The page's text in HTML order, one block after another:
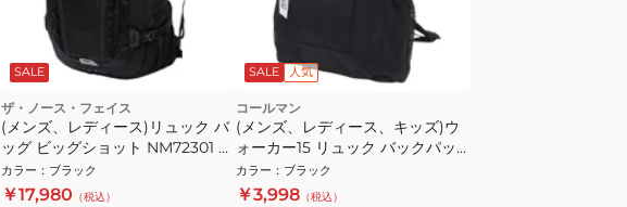
SALE
ザ・ノース・フェイス
(メンズ、レディース)リュック バ
ッグ ビッグショット NM72301 K
33L ブラック 通勤 通学 ビジネス
カラー ： ブラック
￥17,980 （税込）
SALE 人気
コールマン
(メンズ、レディース、キッズ)ウ
ォーカー15 リュック バックパッ
ク 15L 2000038986 ブラック
カラー ： ブラック
￥3,998 （税込）